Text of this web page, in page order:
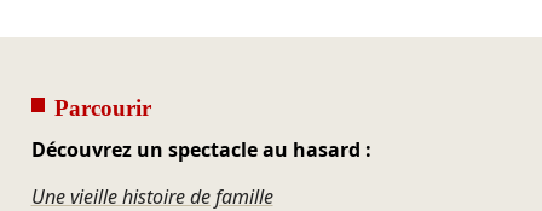
Parcourir
Découvrez un spectacle au hasard :
Une vieille histoire de famille